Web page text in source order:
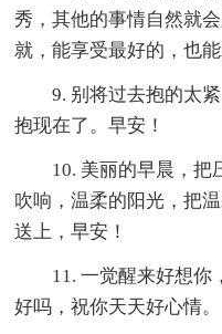
秀，其他的事情自然就
就，能享受最好的，也
9. 别将过去抱的太
抱现在了。早安！
10. 美丽的早晨，把
吹响，温柔的阳光，把
送上，早安！
11. 一觉醒来好想你
好吗，祝你天天好心情。